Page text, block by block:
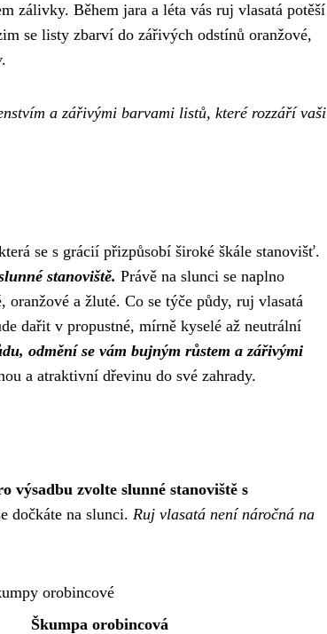
zálivky. Během jara a léta vás ruj vlasatá potěší
se listy zbarví do zářivých odstínů oranžové,
a zářivými barvami listů, které rozzáří vaši
se s grácií přizpůsobí široké škále stanovišť.
stanoviště. Právě na slunci se naplno
a žluté. Co se týče půdy, ruj vlasatá
dařit v propustné, mírně kyselé až neutrální
odmění se vám bujným růstem a zářivými
a atraktivní dřevinu do své zahrady.
výsadbu zvolte slunné stanoviště s
dočkáte na slunci. Ruj vlasatá není náročná na
orobincové
Škumpa orobincová